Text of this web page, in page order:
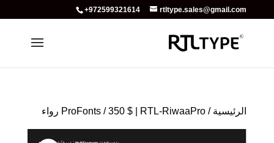
+972599321614 rtltype.sales@gmail.com
الرئيسية /
ProFonts / 350 $ | RTL-RiwaaPro رواء